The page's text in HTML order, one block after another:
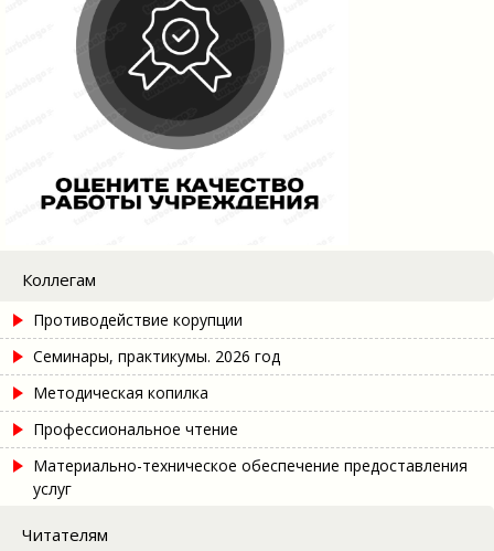
Коллегам
Противодействие корупции
Семинары, практикумы. 2026 год
Методическая копилка
Профессиональное чтение
Материально-техническое обеспечение предоставления
услуг
Читателям